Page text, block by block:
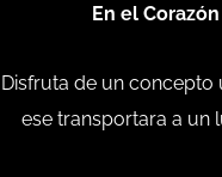
En el
Disfruta de un concepto
ese transportara a un